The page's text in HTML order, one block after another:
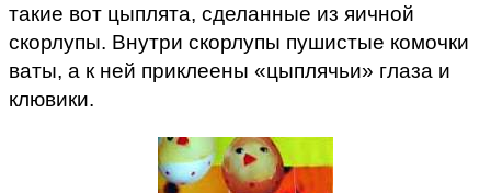
такие вот цыплята, сделанные из яичной
скорлупы. Внутри скорлупы пушистые комочки
ваты, а к ней приклеены «цыплячьи» глаза и
клювики.